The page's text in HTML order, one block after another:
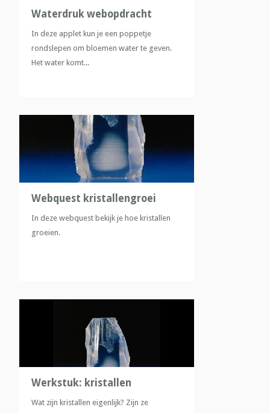
Waterdruk webopdracht
In deze applet kun je een poppetje
rondslepen om bloemen water te geven.
Het water komt...
Webquest kristallengroei
In deze webquest bekijk je hoe kristallen
groeien.
Werkstuk: kristallen
Wat zijn kristallen eigenlijk? Zijn ze